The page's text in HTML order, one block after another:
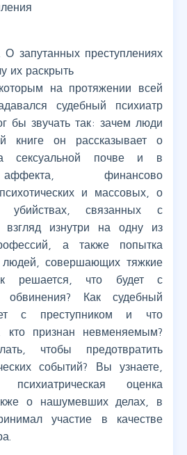
запутанных преступлениях
их раскрыть
на протяжении всей
судебный психиатр
бы звучать так: зачем люди
книге он рассказывает о
сексуальной почве и в
финансово
и массовых, о
убийствах, связанных с
взгляд изнутри на одну из
а также попытка
людей, совершающих тяжкие
решается, что будет с
обвинения? Как судебный
с преступником и что
кто признан невменяемым?
чтобы предотвратить
событий? Вы узнаете,
оценка
о нашумевших делах, в
участие в качестве